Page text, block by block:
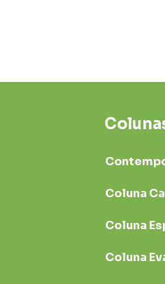
Coluna
Coluna
Coluna